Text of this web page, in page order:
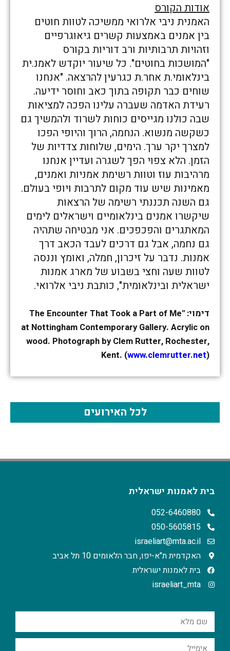
אודות הקורס
האמנית ניבי אלרואי ממשיכה לטוות חוטים
בין אמנים באמצעות קשרים גיאוגרפיים
וזהויות תרבותיות ורב דוריות בקורס
"המושכות בחוטים". כל שיעור יוקדש לאמנ.ית
בינלאומי.ת אחר.ת כגרעין להרצאה. "אנחנו
שוחים כבר תקופה בתוך כאב וחוסר ידיעה.
רעידת האדמה שעברה עלינו הפכה למציאות
שבה כולנו מגייסים כוחות לשרוד ולהמשיך גם
כשקשה מנשוא. הנחמה, הרוך והיופי הפכו
למצרך יקר ערך. הימים, שלוחות צדדיות של
הזמן. הלא צפוי הפך לשגרה ועדיין אנחנו
מרהיבות עוז וטוות רשימת אמניות ואמנים,
מאמינות שיש עוד מקום לתרבות ויופי בעולם.
גם השנה תכננתי רשימה של הרצאות
שיקשרו אמנים בינלאומיים וישראלים לימים
המאתגרים והפכפכים. אני מבטיחה שתהיה
גם נחמה, אבל גם דרכים לעבד הכאב דרך
אמנות. נדבר על זיכרון, חמלה, ואומץ וננסה
לטוות שעה וחצי בשבוע של מארג אמנות
ישראלית ובינלאומית", כותבת ניבי אלרואי.
דימוי: 'The Encounter That Took a Part of Me'
at Nottingham Contemporary Gallery. Acrylic on
wood. Photograph by Clem Rutter, Rochester,
Kent. (www.clemrutter.net)
לכל האירועים
בית לאמנות ישראלית
052-6460880
050-5605815
israeliart@mta.ac.il
האקדמית ת"א-יפו, חבר הלאומים 10 תל אביב
בית לאמנות ישראלית
israeliart_mta